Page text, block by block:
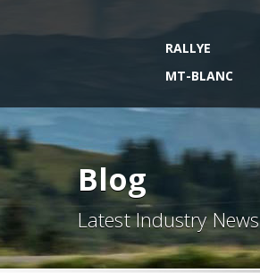
RALLYE
MT-BLANC
Blog
Latest Industry News